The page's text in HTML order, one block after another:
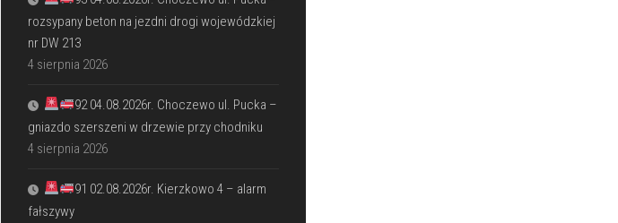
rozsypany beton na jezdni drogi wojewódzkiej
nr DW 213
4 sierpnia 2026
92 04.08.2026r. Choczewo ul. Pucka –
gniazdo szerszeni w drzewie przy chodniku
4 sierpnia 2026
91 02.08.2026r. Kierzkowo 4 – alarm
fałszywy